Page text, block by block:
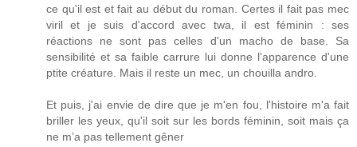
ce qu'il est et fait au début du roman. Certes il fait pas mec
viril et je suis d'accord avec twa, il est féminin : ses
réactions ne sont pas celles d'un macho de base. Sa
sensibilité et sa faible carrure lui donne l'apparence d'une
ptite créature. Mais il reste un mec, un chouilla andro.
Et puis, j'ai envie de dire que je m'en fou, l'histoire m'a fait
briller les yeux, qu'il soit sur les bords féminin, soit mais ça
ne m’a pas tellement gêner